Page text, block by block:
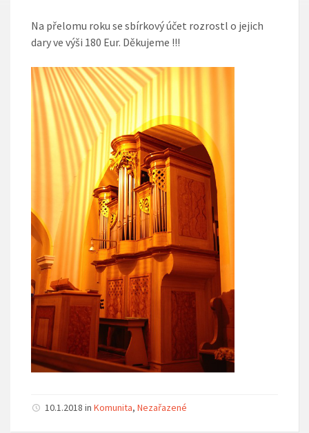
Na přelomu roku se sbírkový účet rozrostl o jejich
dary ve výši 180 Eur. Děkujeme !!!
10.1.2018 in Komunita, Nezařazené